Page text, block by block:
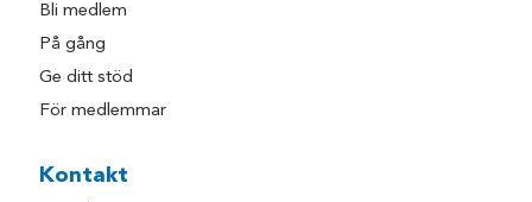
Bli medlem
På gång
Ge ditt stöd
För medlemmar
Kontakt